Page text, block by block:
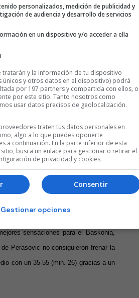
periodo, pero varios errores
poner una diferencia importante de
del Barcelona que martillearon al
Kim
Tillie
dejó el marcador en 31-47
sensaciones para el Baskonia,
Perasovic no consiguieron frenar la
con un 35-55 (min. 26) gracias a un
personalizados, medición de publicidad y
de audiencia y desarrollo de servicios
en un dispositivo y/o acceder a ella
tratarán y la información de tu dispositivo
únicos y otros datos en el dispositivo) podrá
por 197 partners y compartida con ellos, o
por este sitio. Tanto nosotros como
usar datos precisos de geolocalización.
traten tus datos personales en
algo a lo que puedes oponerte
a continuación. En la parte inferior de esta
busca un enlace para gestionar o retirar el
de privacidad y cookies.
Consentir
Gestionar opciones